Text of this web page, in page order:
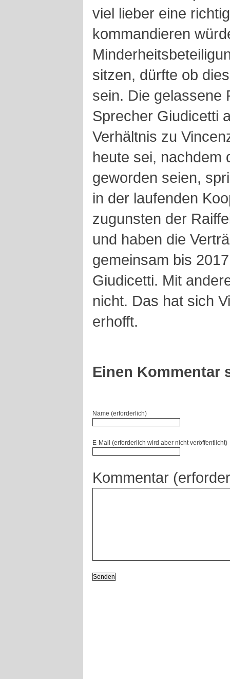
viel lieber eine
kommandieren
sitzen, dürfte ob
sein. Die gelassene
Sprecher Giudicetti
Verhältnis zu
heute sei, nachdem
geworden seien,
in der laufenden
zugunsten der
und haben die
gemeinsam bis
Giudicetti. Mit
nicht. Das hat sich
erhofft.
Einen Kommentar
Name (erforderlich)
E-Mail (erforderlich wird aber nicht veröffentlicht)
Kommentar